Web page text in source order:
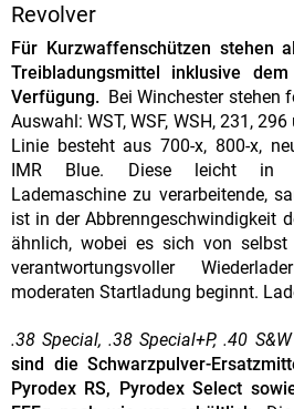
Revolver
Für Kurzwaffenschützen stehen
Treibladungsmittel inklusive
Verfügung. Bei Winchester stehen
Auswahl: WST, WSF, WSH, 231,
Linie besteht aus 700-x, 800-x,
IMR Blue. Diese leicht in
Lademaschine zu verarbeitende,
ist in der Abbrenngeschwindigkeit
ähnlich, wobei es sich von
verantwortungsvoller
moderaten Startladung beginnt.
.38 Special, .38 Special+P, .40
sind die Schwarzpulver-
Pyrodex RS, Pyrodex Select